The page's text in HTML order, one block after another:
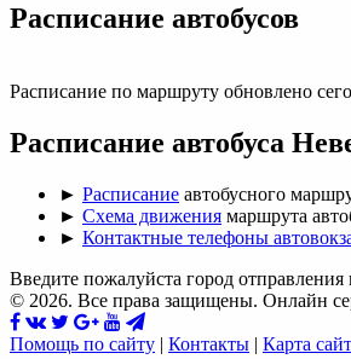
Раcписание автобусов
Расписание по маршруту обновлено
Расписание автобуса
► Расписание автобусного
► Схема движения маршрута
► Контактные телефоны
Введите пожалуйста город
© 2026. Все права защищены. Онлайн
Помощь по сайту | Контакты | Карта